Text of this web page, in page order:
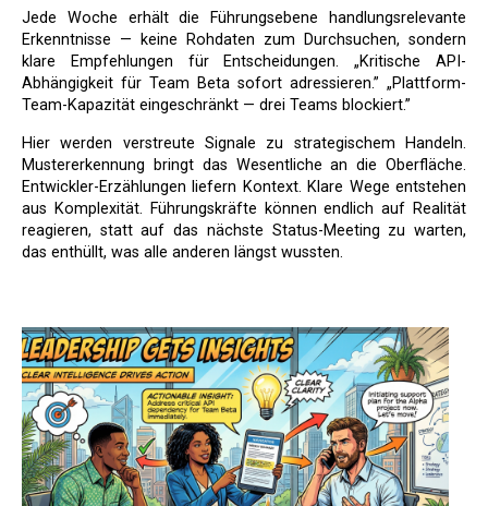
Jede Woche erhält die Führungsebene handlungsrelevante
Erkenntnisse — keine Rohdaten zum Durchsuchen, sondern
klare Empfehlungen für Entscheidungen. „Kritische API-
Abhängigkeit für Team Beta sofort adressieren.” „Plattform-
Team-Kapazität eingeschränkt — drei Teams blockiert.”
Hier werden verstreute Signale zu strategischem Handeln.
Mustererkennung bringt das Wesentliche an die Oberfläche.
Entwickler-Erzählungen liefern Kontext. Klare Wege entstehen
aus Komplexität. Führungskräfte können endlich auf Realität
reagieren, statt auf das nächste Status-Meeting zu warten,
das enthüllt, was alle anderen längst wussten.